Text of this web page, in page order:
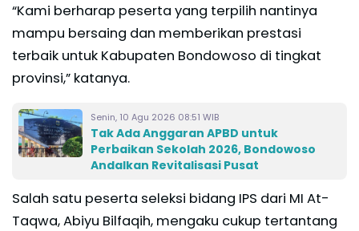
“Kami berharap peserta yang terpilih nantinya
mampu bersaing dan memberikan prestasi
terbaik untuk Kabupaten Bondowoso di tingkat
provinsi,” katanya.
Senin, 10 Agu 2026 08:51 WIB
Tak Ada Anggaran APBD untuk
Perbaikan Sekolah 2026, Bondowoso
Andalkan Revitalisasi Pusat
Salah satu peserta seleksi bidang IPS dari MI At-
Taqwa, Abiyu Bilfaqih, mengaku cukup tertantang